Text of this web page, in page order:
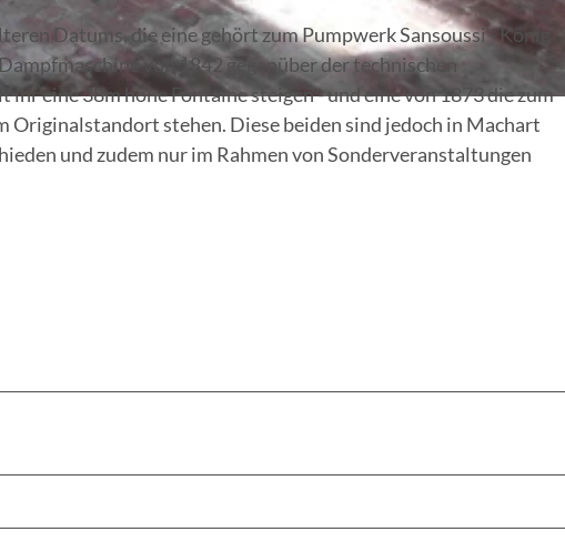
Datums, die eine gehört zum Pumpwerk Sansoussi - König
von 1842 gegenüber der technischen
eine 38m hohe Fontaine steigen - und eine von 1873 die zum
Originalstandort stehen. Diese beiden sind jedoch in Machart
und zudem nur im Rahmen von Sonderveranstaltungen